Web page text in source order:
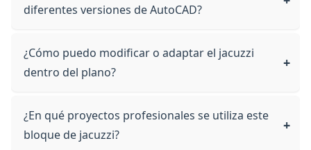
diferentes versiones de AutoCAD?
¿Cómo puedo modificar o adaptar el jacuzzi
dentro del plano?
¿En qué proyectos profesionales se utiliza este
bloque de jacuzzi?